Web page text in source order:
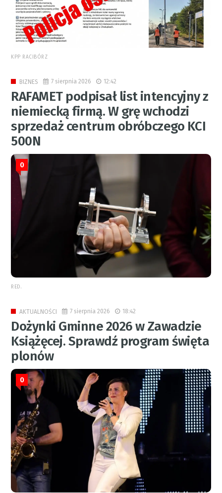
KPP RACIBÓRZ
BIZNES 7 sierpnia 2026 12:42
RAFAMET podpisał list intencyjny z
niemiecką firmą. W grę wchodzi
sprzedaż centrum obróbczego KCI
500N
0
RED.
AKTUALNOŚCI 7 sierpnia 2026 18:42
Dożynki Gminne 2026 w Zawadzie
Książęcej. Sprawdź program święta
plonów
0